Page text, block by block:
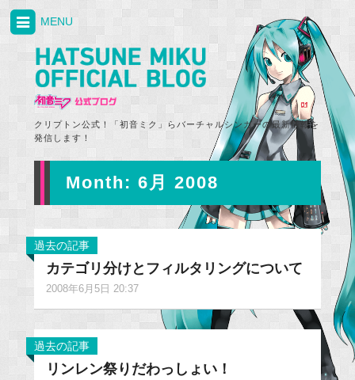
クリプトン公式！「初音ミク」らバーチャルシンガーの最新情報を
発信します！
MENU
Month: 6月 2008
過去の記事
カテゴリ分けとフィルタリングについて
2008年6月5日 20:37
過去の記事
リンレン祭りだわっしょい！